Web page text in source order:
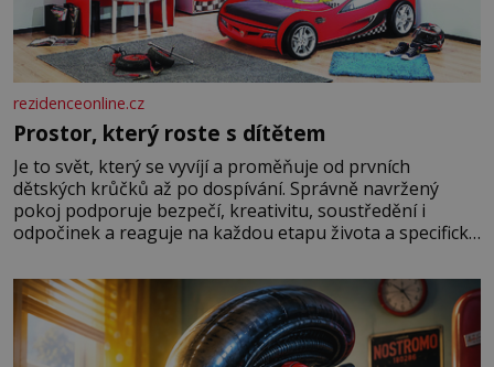
rezidenceonline.cz
Prostor, který roste s dítětem
Je to svět, který se vyvíjí a proměňuje od prvních
dětských krůčků až po dospívání. Správně navržený
pokoj podporuje bezpečí, kreativitu, soustředění i
odpočinek a reaguje na každou etapu života a specifické
měkkost a bezpečí, proto by pokoj miminka měl působit
především klidně a útulně. Předškolní věk je